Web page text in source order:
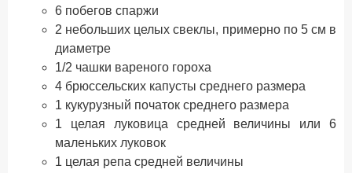
6 побегов спаржи
2 небольших целых свеклы, примерно по 5 см в
диаметре
1/2 чашки вареного гороха
4 брюссельских капусты среднего размера
1 кукурузный початок среднего размера
1 целая луковица средней величины или 6
маленьких луковок
1 целая репа средней величины